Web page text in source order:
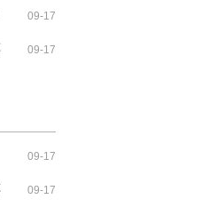
09-17
09-17
09-17
09-17